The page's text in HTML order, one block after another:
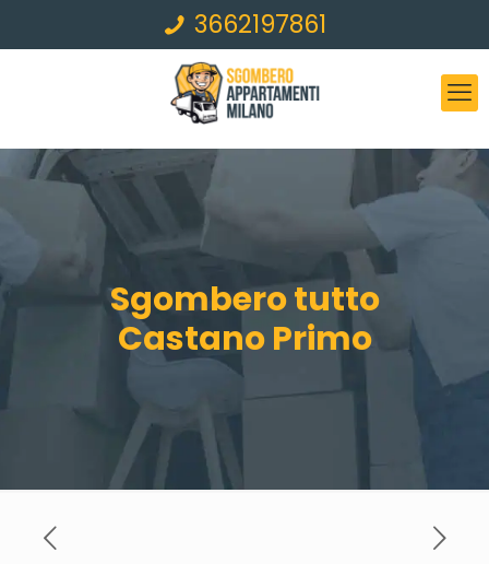
3662197861
Sgombero tutto
Castano Primo